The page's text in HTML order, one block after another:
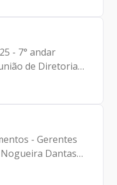
Carolina
- 7° andar
de Diretoria
Dantas Carolina
- Gerentes
Dantas
Bispo José
Amalfi Junior